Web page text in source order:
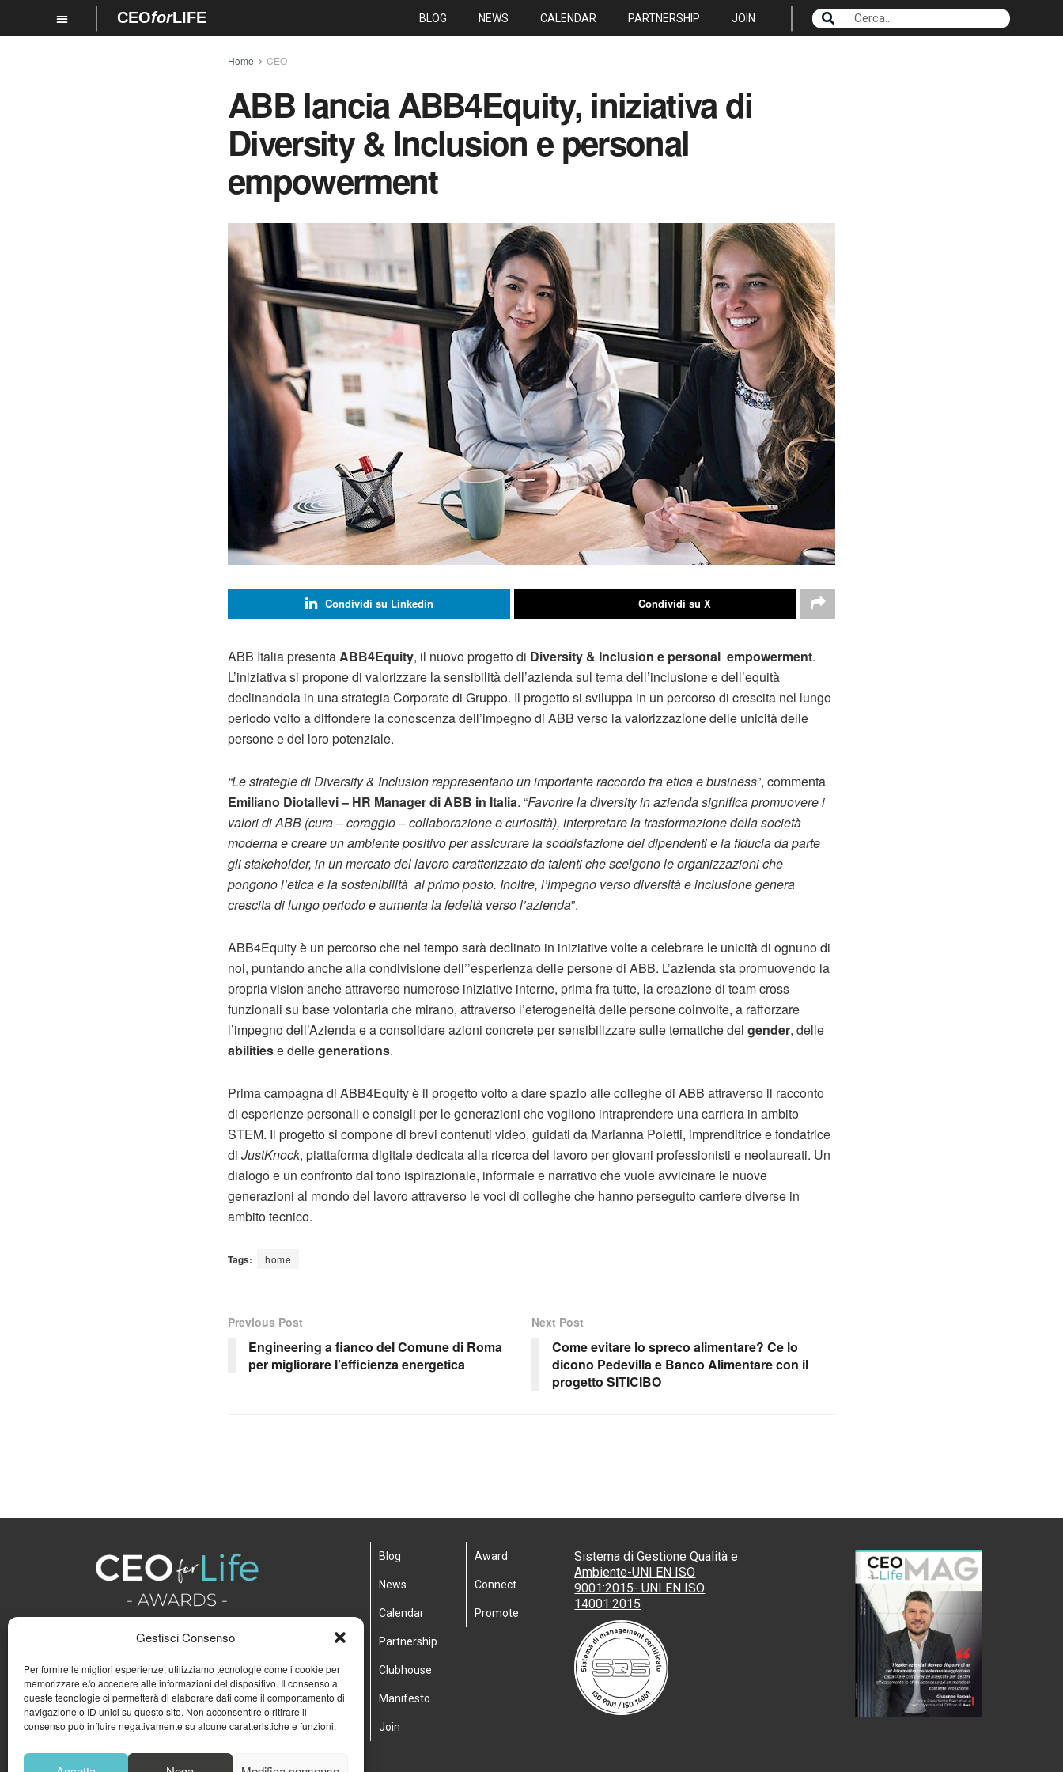
Gestisci Consenso
Per fornire le migliori esperienze, utilizziamo tecnologie come i cookie per
memorizzare e/o accedere alle informazioni del dispositivo. Il consenso a
queste tecnologie ci permetterà di elaborare dati come il comportamento di
navigazione o ID unici su questo sito. Non acconsentire o ritirare il
consenso può influire negativamente su alcune caratteristiche e funzioni.
CEOforLIFE BLOG NEWS CALENDAR PARTNERSHIP JOIN
Home CEO
ABB lancia ABB4Equity, iniziativa di
Diversity & Inclusion e personal
empowerment
Condividi su Linkedin Condividi su X
ABB Italia presentaABB4Equity, il nuovo progetto di Diversity & Inclusion e personal empowerment.
L’iniziativa si propone di valorizzare la sensibilità dell’azienda sul tema dell’inclusione e dell’equità
declinandola in una strategia Corporate di Gruppo. Il progetto si sviluppa in un percorso di crescita nel lungo
periodo volto a diffondere la conoscenza dell’impegno di ABB verso la valorizzazione delle unicità delle
persone e del loro potenziale.
“Le strategie di Diversity & Inclusion rappresentano un importante raccordo tra etica e business”, commenta
Emiliano Diotallevi – HR Manager di ABB in Italia. “Favorire la diversity in azienda significa promuovere i
valori di ABB (cura – coraggio – collaborazione e curiosità), interpretare la trasformazione della società
moderna e creare un ambiente positivo per assicurare la soddisfazione dei dipendenti e la fiducia da parte
gli stakeholder, in un mercato del lavoro caratterizzato da talenti che scelgono le organizzazioni che
pongono l’etica e la sostenibilità al primo posto. Inoltre, l’impegno verso diversità e inclusione genera
crescita di lungo periodo e aumenta la fedeltà verso l’azienda”.
ABB4Equity è un percorso che nel tempo sarà declinato in iniziative volte a celebrare le unicità di ognuno di
noi, puntando anche alla condivisione dell’’esperienza delle persone di ABB. L’azienda sta promuovendo la
propria vision anche attraverso numerose iniziative interne, prima fra tutte, la creazione di team cross
funzionali su base volontaria che mirano, attraverso l’eterogeneità delle persone coinvolte, a rafforzare
l’impegno dell’Azienda e a consolidare azioni concrete per sensibilizzare sulle tematiche del gender, delle
abilitiese dellegenerations.
Prima campagna di ABB4Equity è il progetto volto a dare spazio alle colleghe di ABB attraverso il racconto
di esperienze personali e consigli per le generazioni che vogliono intraprendere una carriera in ambito
STEM. Il progetto si compone di brevi contenuti video, guidati da Marianna Poletti, imprenditrice e fondatrice
di JustKnock, piattaforma digitale dedicata alla ricerca del lavoro per giovani professionisti e neolaureati. Un
dialogo e un confronto dal tono ispirazionale, informale e narrativo che vuole avvicinare le nuove
generazioni al mondo del lavoro attraverso le voci di colleghe che hanno perseguito carriere diverse in
ambito tecnico.
Tags: home
Previous Post
Engineering a fianco del Comune di Roma
per migliorare l’efficienza energetica
Next Post
Come evitare lo spreco alimentare? Ce lo
dicono Pedevilla e Banco Alimentare con il
progetto SITICIBO
Blog
News
Calendar
Partnership
Clubhouse
Manifesto
Join
Award
Connect
Promote
Sistema di Gestione Qualità e
Ambiente-UNI EN ISO
9001:2015- UNI EN ISO
14001:2015